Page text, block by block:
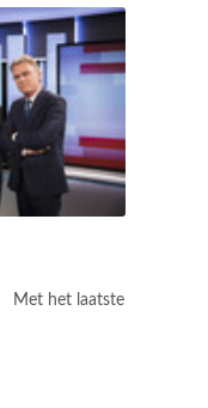
Met het laatste